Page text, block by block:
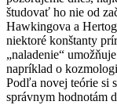
študovať ho nie od
Hawkingova a
niektoré konštanty
„naladenie“
napríklad o
Podľa novej teórie si
správnym hodnotám